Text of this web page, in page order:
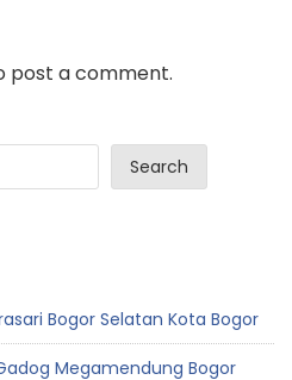
post a comment.
Search
Bogor Selatan Kota Bogor
Megamendung Bogor